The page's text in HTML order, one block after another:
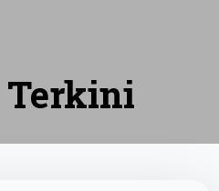
Terkini